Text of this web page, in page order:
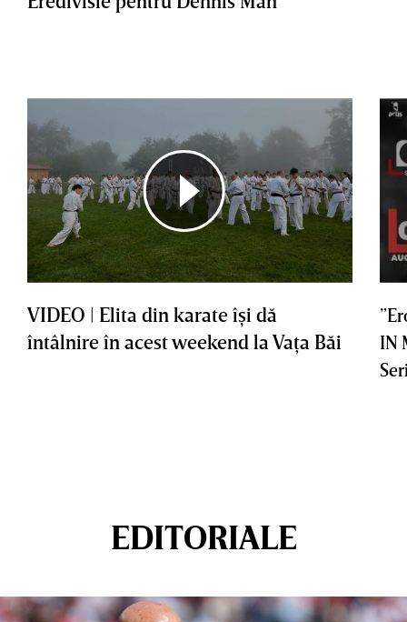
VIDEO | Elita din karate îşi dă
întâlnire în acest weekend la Vaţa Băi
IN
EDITORIALE